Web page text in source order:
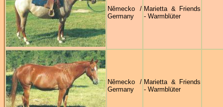
Německo /
Germany
Marietta & Friends
- Warmblüter
Německo /
Germany
Marietta & Friends
- Warmblüter